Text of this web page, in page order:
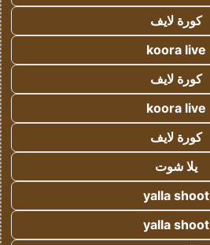
كورة لايف
koora live
كورة لايف
koora live
كورة لايف
يلا شوت
yalla shoot
yalla shoot